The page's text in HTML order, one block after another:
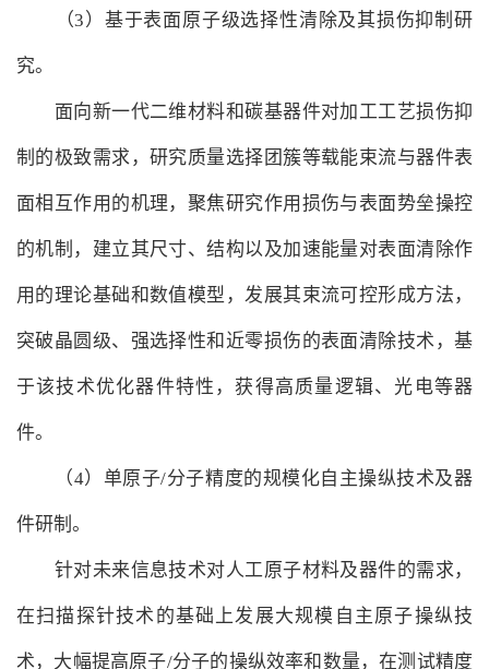
（3）基于表面原子级选择性清除及其损伤抑制研
究。
面向新一代二维材料和碳基器件对加工工艺损伤抑
制的极致需求，研究质量选择团簇等载能束流与器件表
面相互作用的机理，聚焦研究作用损伤与表面势垒操控
的机制，建立其尺寸、结构以及加速能量对表面清除作
用的理论基础和数值模型，发展其束流可控形成方法，
突破晶圆级、强选择性和近零损伤的表面清除技术，基
于该技术优化器件特性，获得高质量逻辑、光电等器
件。
（4）单原子/分子精度的规模化自主操纵技术及器
件研制。
针对未来信息技术对人工原子材料及器件的需求，
在扫描探针技术的基础上发展大规模自主原子操纵技
术，大幅提高原子/分子的操纵效率和数量，在测试精度